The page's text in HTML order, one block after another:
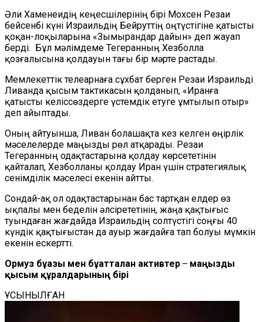
Әли Хаменеидің кеңесшілерінің бірі Мохсен Резаи
бейсенбі күні Израильдің Бейруттің оңтүстігіне қатысты
қоқан-лоқыларына «Зымырандар дайын» деп жауап
берді. Бұл мәлімдеме Тегеранның Хезболла
қозғалысына қолдауын тағы бір мәрте растады.
Мемлекеттік телеарнаға сұхбат берген Резаи Израильді
Ливанда қысым тактикасын қолданып, «Иранға
қатысты келіссөздерге үстемдік етуге ұмтылып отыр»
деп айыптады.
Оның айтуынша, Ливан болашақта кез келген өңірлік
мәселелерде маңызды рөл атқарады. Резаи
Тегеранның одақтастарына қолдау көрсететінін
қайталап, Хезболланы қолдау Иран үшін стратегиялық
сенімділік мәселесі екенін айтты.
Сондай-ақ ол одақтастарынан бас тартқан елдер өз
ықпалы мен беделін әлсірететінін, жаңа қақтығыс
туындаған жағдайда Израильдің солтүстігі соңғы 40
күндік қақтығыстан да ауыр жағдайға тап болуы мүмкін
екенін ескертті.
Ормуз бұғазы мен бұғатталған активтер ̶ маңызды
қысым құралдарының бірі
ҰСЫНЫЛҒАН